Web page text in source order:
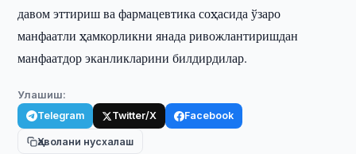
давом эттириш ва фармацевтика соҳасида ўзаро
манфаатли ҳамкорликни янада ривожлантиришдан
манфаатдор эканликларини билдирдилар.
Улашиш:
Telegram Twitter/X Facebook
Ҳаволани нусхалаш